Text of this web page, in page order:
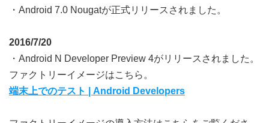
・Android 7.0 Nougatが正式リリースされました。
2016/7/20
・Android N Developer Preview 4がリリースされました。
ファクトリーイメージはこちら。
端末上でのテスト | Android Developers